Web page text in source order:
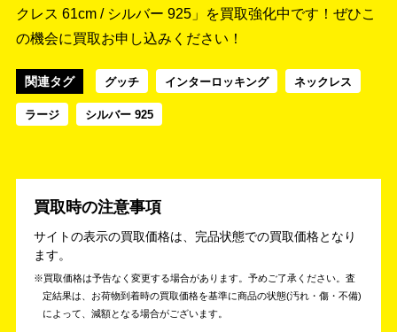
クレス 61cm / シルバー 925」を買取強化中です！ ぜひこ
の機会に買取お申し込みください！
関連タグ グッチ インターロッキング ネックレス
ラージ シルバー 925
買取時の注意事項
サイトの表示の買取価格は、完品状態での買取価格となり
ます。
買取価格は予告なく変更する場合があります。予めご了承ください。 査
定結果は、お荷物到着時の買取価格を基準に商品の状態(汚れ・傷・不備)
によって、減額となる場合がございます。